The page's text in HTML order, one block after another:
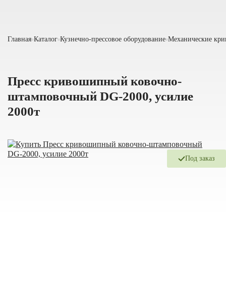
Главная Каталог Кузнечно-прессовое оборудование Механические
Пресс кривошипный ковочно-
штамповочный DG-2000, усилие
2000т
Под заказ